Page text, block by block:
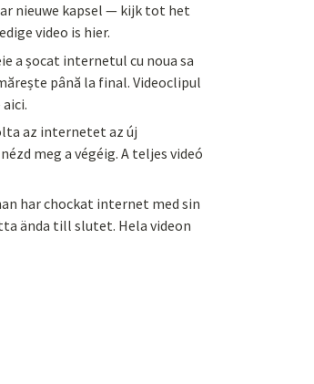
nieuwe kapsel — kijk tot het
video is hier.
a șocat internetul cu noua sa
până la final. Videoclipul
az internetet az új
meg a végéig. A teljes videó
har chockat internet med sin
ända till slutet. Hela videon